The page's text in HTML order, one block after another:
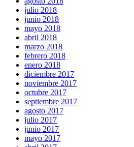
julio 2018
junio 2018
mayo 2018
abril 2018
marzo 2018
febrero 2018
enero 2018
diciembre 2017
noviembre 2017
octubre 2017
septiembre 2017
agosto 2017
julio 2017
junio 2017
mayo 2017